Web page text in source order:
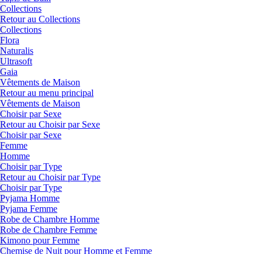
Collections
Retour au Collections
Collections
Flora
Naturalis
Ultrasoft
Gaia
Vêtements de Maison
Retour au menu principal
Vêtements de Maison
Choisir par Sexe
Retour au Choisir par Sexe
Choisir par Sexe
Femme
Homme
Choisir par Type
Retour au Choisir par Type
Choisir par Type
Pyjama Homme
Pyjama Femme
Robe de Chambre Homme
Robe de Chambre Femme
Kimono pour Femme
Chemise de Nuit pour Homme et Femme